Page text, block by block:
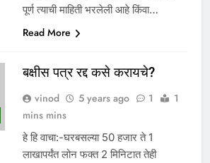
पूर्ण त्याची माहिती भरलेली आहे किंवा…
Read More
बक्षीस पत्र रद्द कसे करायचे?
vinod 5 years ago 1
1
mins mins
हे हि वाचा:-घरबसल्या 50 हजार ते 1
लाखापर्यंत लोन फक्त 2 मिनिटात तेही